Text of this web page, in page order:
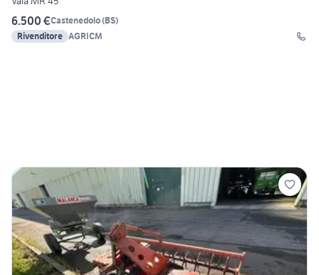
6.500 €Castenedolo(BS)
Rivenditore AGRICM